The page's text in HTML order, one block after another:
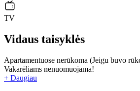
TV
Vidaus taisyklės
Apartamentuose nerūkoma (Jeigu buvo
Vakarėliams nenuomuojama!
+ Daugiau